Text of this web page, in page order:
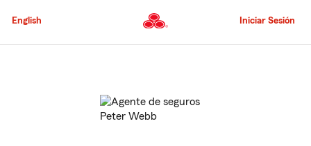
al
principal
English Iniciar Sesión